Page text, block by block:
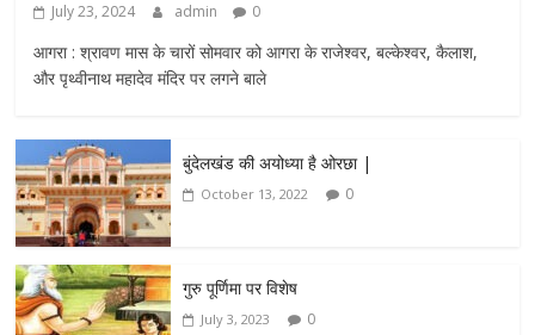
July 23, 2024 admin 0
आगरा : श्रावण मास के चारों सोमवार को आगरा के राजेश्वर, बल्केश्वर, कैलाश,
और पृथ्वीनाथ महादेव मंदिर पर लगने बाले
बुंदेलखंड की अयोध्या है ओरछा |
October 13, 2022 0
गुरु पूर्णिमा पर विशेष
July 3, 2023 0